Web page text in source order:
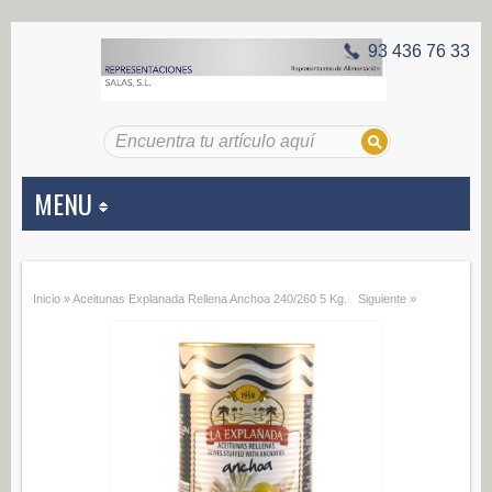
93 436 76 33
MENU
CONSERVAS VEGETALES
Inicio »Aceitunas Explanada Rellena Anchoa 240/260 5 Kg. Siguiente »